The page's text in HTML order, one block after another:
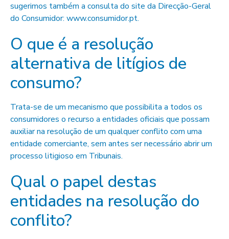
sugerimos também a consulta do site da Direcção-Geral
do Consumidor: www.consumidor.pt.
O que é a resolução
alternativa de litígios de
consumo?
Trata-se de um mecanismo que possibilita a todos os
consumidores o recurso a entidades oficiais que possam
auxiliar na resolução de um qualquer conflito com uma
entidade comerciante, sem antes ser necessário abrir um
processo litigioso em Tribunais.
Qual o papel destas
entidades na resolução do
conflito?